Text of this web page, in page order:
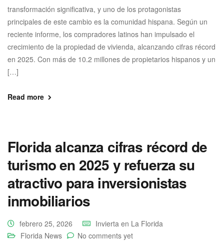
transformación significativa, y uno de los protagonistas
principales de este cambio es la comunidad hispana. Según un
reciente informe, los compradores latinos han impulsado el
crecimiento de la propiedad de vivienda, alcanzando cifras récord
en 2025. Con más de 10.2 millones de propietarios hispanos y un
[…]
Read more
Florida alcanza cifras récord de
turismo en 2025 y refuerza su
atractivo para inversionistas
inmobiliarios
febrero 25, 2026
Invierta en La Florida
Florida News
No comments yet